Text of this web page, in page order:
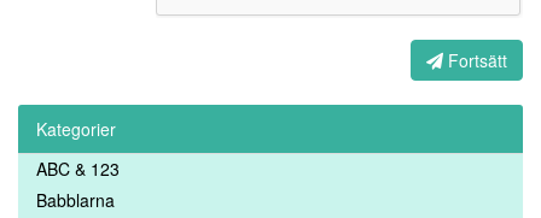
Fortsätt
Kategorier
ABC & 123
Babblarna